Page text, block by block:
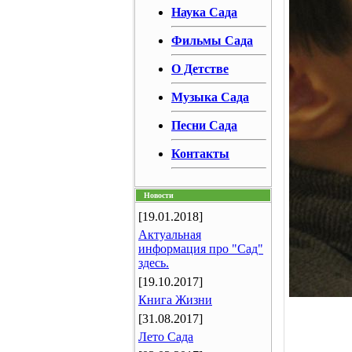
Наука Сада
Фильмы Сада
О Детстве
Музыка Сада
Песни Сада
Контакты
Новости
[19.01.2018]
Актуальная
информация про "Сад"
здесь.
[19.10.2017]
Книга Жизни
[31.08.2017]
Лето Сада